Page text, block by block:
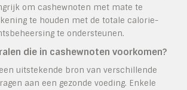
om cashewnoten met mate te
te houden met de totale calorie-
te ondersteunen.
die in cashewnoten voorkomen?
uitstekende bron van verschillende
aan een gezonde voeding. Enkele